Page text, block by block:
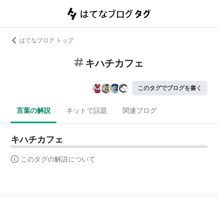
はてなブログ トップ
キハチカフェ
このタグでブログを書く
言葉の解説 ネットで話題 関連ブログ
キハチカフェ
このタグの解説について